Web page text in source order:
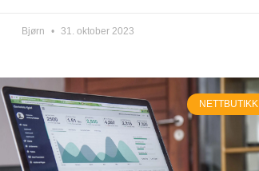
Bjørn 31. oktober 2023
NETTBUTIKK